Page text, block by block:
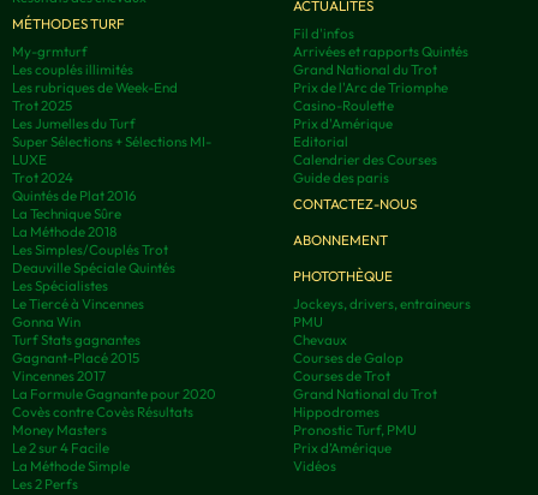
MÉTHODES TURF
My-grmturf
Les couplés illimités
Les rubriques de Week-End
Trot 2025
Les Jumelles du Turf
Super Sélections + Sélections MI-
LUXE
Trot 2024
Quintés de Plat 2016
La Technique Sûre
La Méthode 2018
Les Simples/Couplés Trot
Deauville Spéciale Quintés
Les Spécialistes
Le Tiercé à Vincennes
Gonna Win
Turf Stats gagnantes
Gagnant-Placé 2015
Vincennes 2017
La Formule Gagnante pour 2020
Covès contre Covès Résultats
Money Masters
Le 2 sur 4 Facile
La Méthode Simple
Les 2 Perfs
ACTUALITÉS
Fil d'infos
Arrivées et rapports Quintés
Grand National du Trot
Prix de l'Arc de Triomphe
Casino-Roulette
Prix d'Amérique
Editorial
Calendrier des Courses
Guide des paris
CONTACTEZ-NOUS
ABONNEMENT
PHOTOTHÈQUE
Jockeys, drivers, entraineurs
PMU
Chevaux
Courses de Galop
Courses de Trot
Grand National du Trot
Hippodromes
Pronostic Turf, PMU
Prix d’Amérique
Vidéos